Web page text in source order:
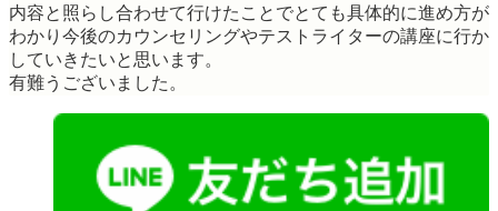
内容と照らし合わせて行けたことでとても具体的に進め方が
わかり今後のカウンセリングやテストライターの講座に行か
していきたいと思います。
有難うございました。